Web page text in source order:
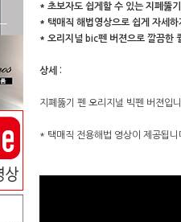
* 초보자도 쉽게할 수 있는 지폐뚫
* 택매직 해법영상으로 쉽게 자세하
* 오리지널 bic펜 버젼으로 깔끔한
상세 :
지폐뚫기 펜 오리지널 빅펜 버젼입
* 택매직 전용해법 영상이 제공됩니